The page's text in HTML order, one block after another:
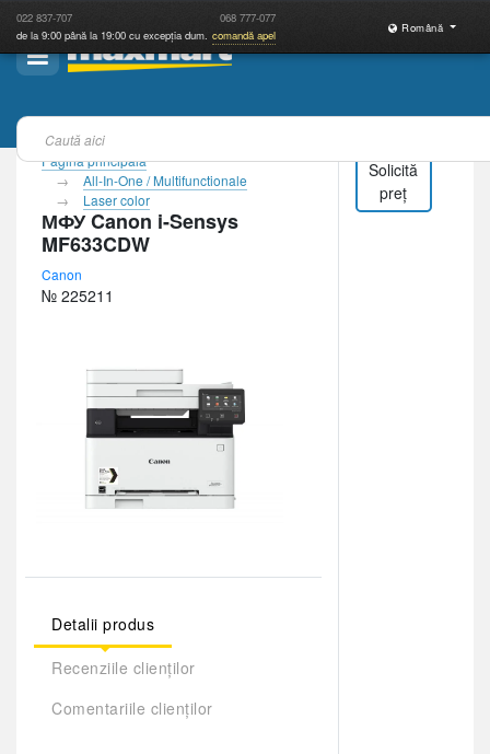
022 837-707 068 777-077
de la 9:00 până la 19:00 cu excepția dum. comandă apel
Română
Pagina principală
All-In-One / Multifunctionale
Laser color
МФУ Canon i-Sensys
MF633CDW
Canon
№ 225211
Detalii produs
Recenziile clienților
Comentariile clienților
Solicită
preț